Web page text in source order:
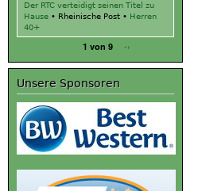
Der RTC verteidigt seinen Titel zu
Hause • Rheinische Post • Herren
40+
1 von 9 -›
Unsere Sponsoren